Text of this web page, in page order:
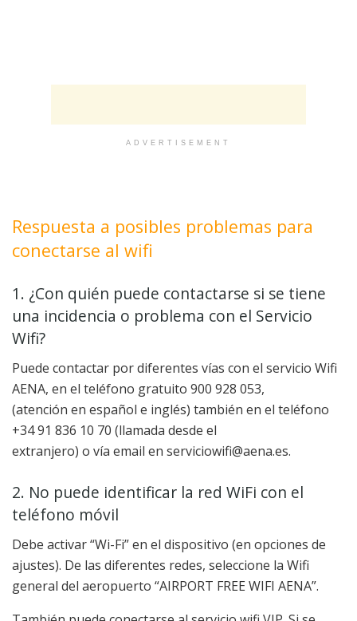
ADVERTISEMENT
Respuesta a posibles problemas para
conectarse al wifi
1. ¿Con quién puede contactarse si se tiene
una incidencia o problema con el Servicio
Wifi?
Puede contactar por diferentes vías con el servicio Wifi
AENA, en el teléfono gratuito 900 928 053,
(atención en español e inglés) también en el teléfono
+34 91 836 10 70 (llamada desde el
extranjero) o vía email en serviciowifi@aena.es.
2. No puede identificar la red WiFi con el
teléfono móvil
Debe activar “Wi-Fi” en el dispositivo (en opciones de
ajustes). De las diferentes redes, seleccione la Wifi
general del aeropuerto “AIRPORT FREE WIFI AENA”.